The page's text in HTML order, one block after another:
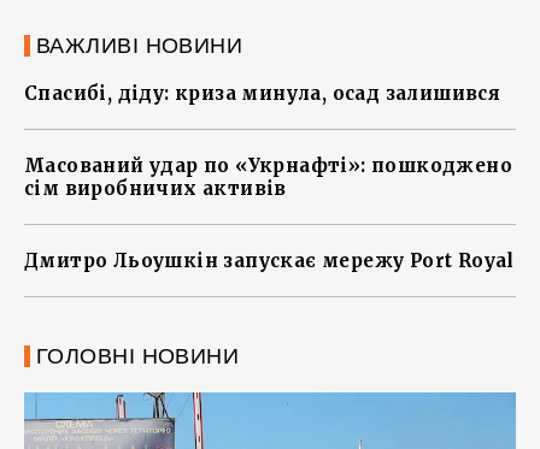
ВАЖЛИВІ НОВИНИ
Спасибі, діду: криза минула, осад залишився
Масований удар по «Укрнафті»: пошкоджено
сім виробничих активів
Дмитро Льоушкін запускає мережу Port Royal
ГОЛОВНІ НОВИНИ